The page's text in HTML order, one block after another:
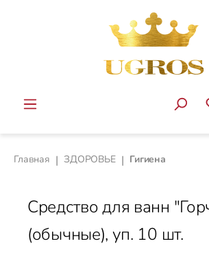
Перейти к основному содержанию
Главная | ЗДОРОВЬЕ | Гигиена
Средство для ванн
(обычные), уп. 10 шт.